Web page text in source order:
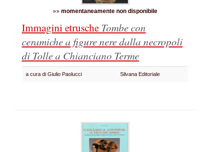
»» momentaneamente non disponibile
Immagini etrusche Tombe con
ceramiche a figure nere dalla necropoli
di Tolle a Chianciano Terme
a cura di Giulio Paolucci Silvana Editoriale